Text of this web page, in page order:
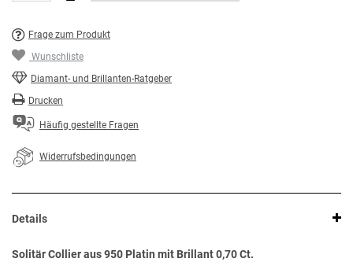
Frage zum Produkt
Wunschliste
Diamant- und Brillanten-Ratgeber
Drucken
Häufig gestellte Fragen
Widerrufsbedingungen
Details
Solitär Collier aus 950 Platin mit Brillant 0,70 Ct.